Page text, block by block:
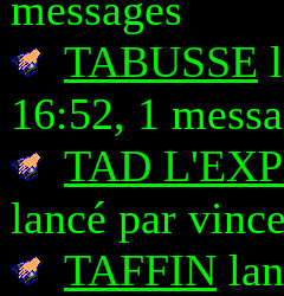
TABUSSE
16:52, 1
TAD
lancé par
TAFFIN